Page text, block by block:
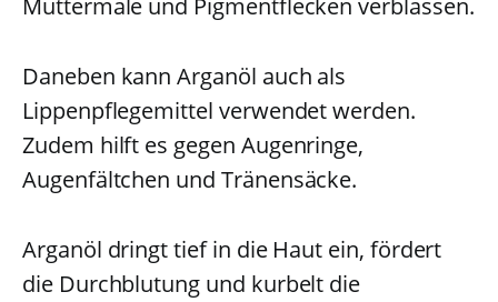
Muttermale und Pigmentflecken verblassen.
Daneben kann Arganöl auch als
Lippenpflegemittel verwendet werden.
Zudem hilft es gegen Augenringe,
Augenfältchen und Tränensäcke.
Arganöl dringt tief in die Haut ein, fördert
die Durchblutung und kurbelt die